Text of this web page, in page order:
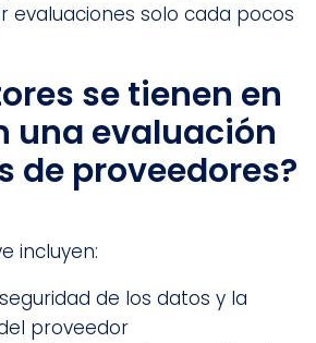
evaluaciones solo cada pocos
se tienen en
una evaluación
de proveedores?
incluyen:
de los datos y la
proveedor